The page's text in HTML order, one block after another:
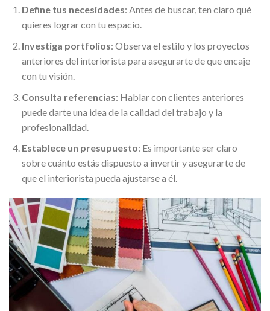
Define tus necesidades: Antes de buscar, ten claro qué
quieres lograr con tu espacio.
Investiga portfolios: Observa el estilo y los proyectos
anteriores del interiorista para asegurarte de que encaje
con tu visión.
Consulta referencias: Hablar con clientes anteriores
puede darte una idea de la calidad del trabajo y la
profesionalidad.
Establece un presupuesto: Es importante ser claro
sobre cuánto estás dispuesto a invertir y asegurarte de
que el interiorista pueda ajustarse a él.